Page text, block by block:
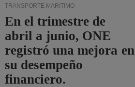
TRANSPORTE MARÍTIMO
En el trimestre de
abril a junio, ONE
registró una mejora en
su desempeño
financiero.